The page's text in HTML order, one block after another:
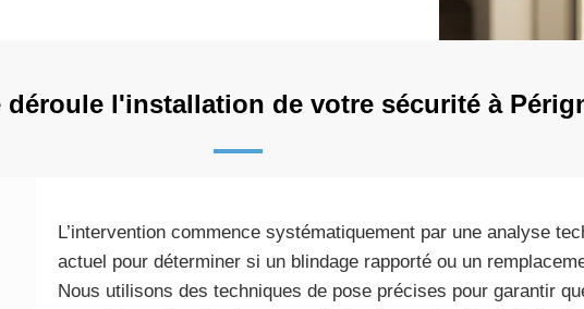
déroule l'installation de votre sécurité à
L’intervention commence systématiquement par une analyse
actuel pour déterminer si un blindage rapporté ou un
Nous utilisons des techniques de pose précises pour garantir